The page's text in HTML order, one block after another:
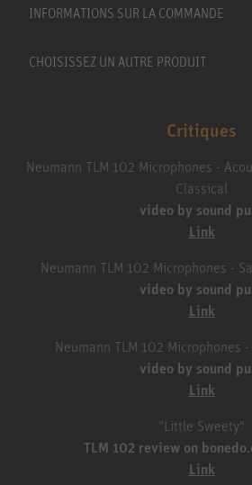
INFORMATIONS SUR LA COMMANDE
CHOISISSEZ UN AUTRE PRODUIT
Critiques
Neumann TLM 102 Microphones -
Classical
video by sound
Link
Neumann TLM 102 Microphones -
video by sound
Link
Neumann TLM 102 Microphones
video by sound
Link
"Little Sweety"
TLM 102 review on
Link